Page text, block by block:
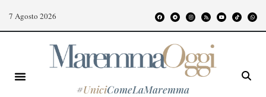
7 Agosto 2026
#UniciComeLaMaremma